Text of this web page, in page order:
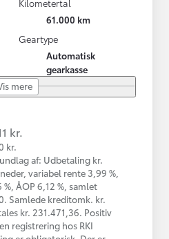
61.000 km
Geartype
Automatisk
gearkasse
mere
kr.
kr.
af: Udbetaling kr.
variabel rente 3,99 %,
ÅOP 6,12 %, samlet
Samlede kreditomk. kr.
kr. 231.471,36. Positiv
registrering hos RKI